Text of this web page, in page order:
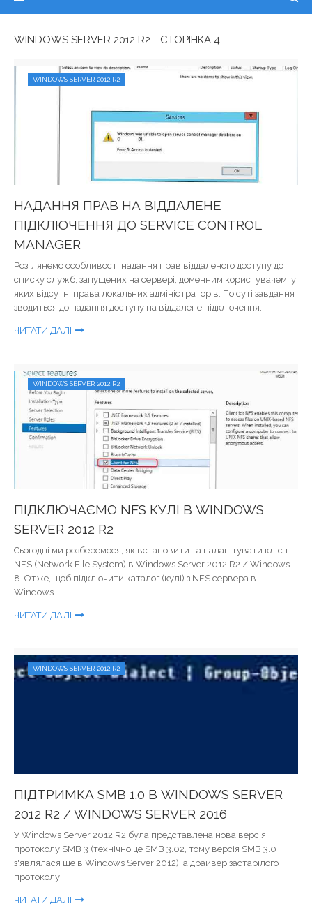
WINDOWS SERVER 2012 R2 - СТОРІНКА 4
WINDOWS SERVER 2012 R2
НАДАННЯ ПРАВ НА ВІДДАЛЕНЕ
ПІДКЛЮЧЕННЯ ДО SERVICE CONTROL
MANAGER
Розглянемо особливості надання прав віддаленого доступу до
списку служб, запущених на сервері, доменним користувачем, у
яких відсутні права локальних адміністраторів. По суті завдання
зводиться до надання доступу на віддалене підключення...
ЧИТАТИ ДАЛІ
WINDOWS SERVER 2012 R2
ПІДКЛЮЧАЄМО NFS КУЛІ В WINDOWS
SERVER 2012 R2
Сьогодні ми розберемося, як встановити та налаштувати клієнт
NFS (Network File System) в Windows Server 2012 R2 / Windows
8. Отже, щоб підключити каталог (кулі) з NFS сервера в
Windows...
ЧИТАТИ ДАЛІ
WINDOWS SERVER 2012 R2
ПІДТРИМКА SMB 1.0 В WINDOWS SERVER
2012 R2 / WINDOWS SERVER 2016
У Windows Server 2012 R2 була представлена ​​нова версія
протоколу SMB 3 (технічно це SMB 3.02, тому версія SMB 3.0
з'являлася ще в Windows Server 2012), а драйвер застарілого
протоколу...
ЧИТАТИ ДАЛІ